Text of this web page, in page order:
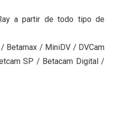
a partir de todo tipo de
Betamax / MiniDV / DVCam
SP / Betacam Digital /